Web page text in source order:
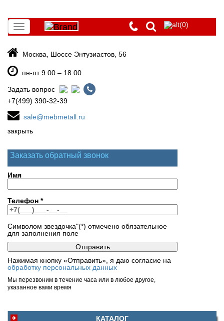
Toggle
navigation
(0)
Москва, Шоссе Энтузиастов, 56
пн-пт 9:00 – 18:00
Задать вопрос
+7(499) 390-32-39
sale@mebmetall.ru
закрыть
Заказать обратный звонок
Имя
Телефон *
Символом звездочка"(*) отмечено обязательное
для заполнения поле
Нажимая кнопку «Отправить», я даю согласие на
обработку персональных данных
Мы перезвоним в течение часа или в любое другое,
указанное вами время
КАТАЛОГ